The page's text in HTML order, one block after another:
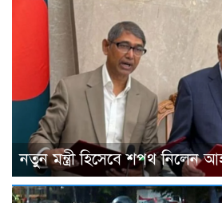
নতুন মন্ত্রী হিসেবে শপথ নিলেন